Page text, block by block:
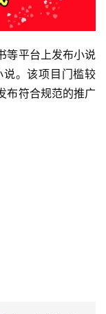
等平台上发布小说
。该项目门槛较
布符合规范的推广